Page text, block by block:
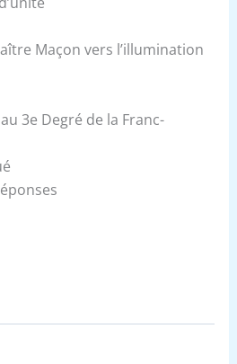
Maçon vers l’illumination
3e Degré de la Franc-